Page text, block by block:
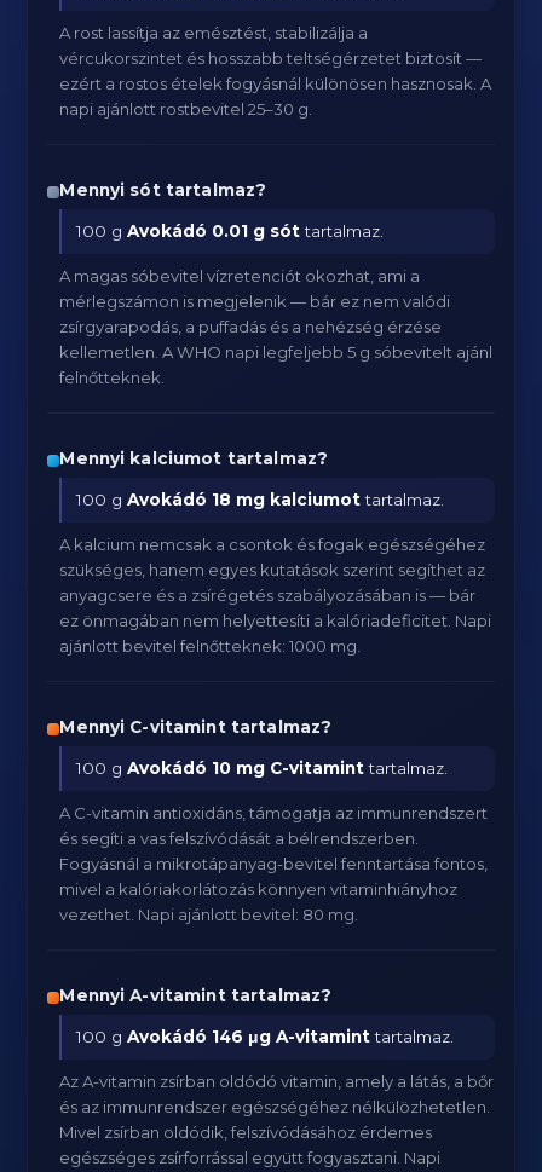
A rost lassítja az emésztést, stabilizálja a
vércukorszintet és hosszabb teltségérzetet biztosít —
ezért a rostos ételek fogyásnál különösen hasznosak. A
napi ajánlott rostbevitel 25–30 g.
Mennyi sót tartalmaz?
100 gAvokádó 0.01 g sóttartalmaz.
A magas sóbevitel vízretenciót okozhat, ami a
mérlegszámon is megjelenik — bár ez nem valódi
zsírgyarapodás, a puffadás és a nehézség érzése
kellemetlen. A WHO napi legfeljebb 5 g sóbevitelt ajánl
felnőtteknek.
Mennyi kalciumot tartalmaz?
100 gAvokádó 18 mg kalciumottartalmaz.
A kalcium nemcsak a csontok és fogak egészségéhez
szükséges, hanem egyes kutatások szerint segíthet az
anyagcsere és a zsírégetés szabályozásában is — bár
ez önmagában nem helyettesíti a kalóriadeficitet. Napi
ajánlott bevitel felnőtteknek: 1000 mg.
Mennyi C-vitamint tartalmaz?
100 gAvokádó 10 mg C-vitaminttartalmaz.
A C-vitamin antioxidáns, támogatja az immunrendszert
és segíti a vas felszívódását a bélrendszerben.
Fogyásnál a mikrotápanyag-bevitel fenntartása fontos,
mivel a kalóriakorlátozás könnyen vitaminhiányhoz
vezethet. Napi ajánlott bevitel: 80 mg.
Mennyi A-vitamint tartalmaz?
100 gAvokádó 146 μg A-vitaminttartalmaz.
Az A-vitamin zsírban oldódó vitamin, amely a látás, a bőr
és az immunrendszer egészségéhez nélkülözhetetlen.
Mivel zsírban oldódik, felszívódásához érdemes
egészséges zsírforrással együtt fogyasztani. Napi